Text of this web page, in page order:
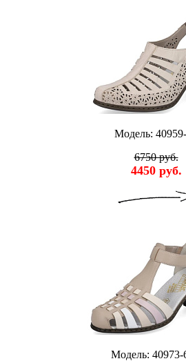
Модель:
6750 руб.
4450 руб.
Модель: 40973-